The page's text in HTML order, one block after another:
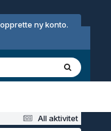
ny konto.
All aktivitet